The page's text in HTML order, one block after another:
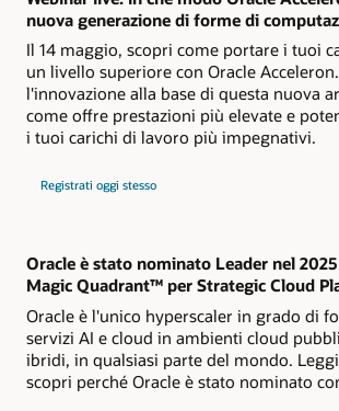
nuova generazione di forme di
Il 14 maggio, scopri come portare i tuoi
un livello superiore con Oracle
l'innovazione alla base di questa nuova
come offre prestazioni più elevate e
i tuoi carichi di lavoro più impegnativi.
Registrati oggi stesso
webinar
Oracle
Acceleron
supporta
nuova
generazione
di
forme
di
computazione
Oracle è stato nominato Leader nel
Magic Quadrant™ per Strategic Cloud
Oracle è l'unico hyperscaler in grado di
servizi AI e cloud in ambienti cloud
ibridi, in qualsiasi parte del mondo.
scopri perché Oracle è stato nominato